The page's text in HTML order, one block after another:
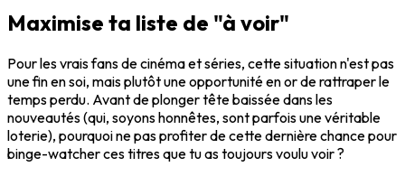
Maximise ta liste de "à voir"
Pour les vrais fans de cinéma et séries, cette situation n'est pas
une fin en soi, mais plutôt une opportunité en or de rattraper le
temps perdu. Avant de plonger tête baissée dans les
nouveautés (qui, soyons honnêtes, sont parfois une véritable
loterie), pourquoi ne pas profiter de cette dernière chance pour
binge-watcher ces titres que tu as toujours voulu voir ?